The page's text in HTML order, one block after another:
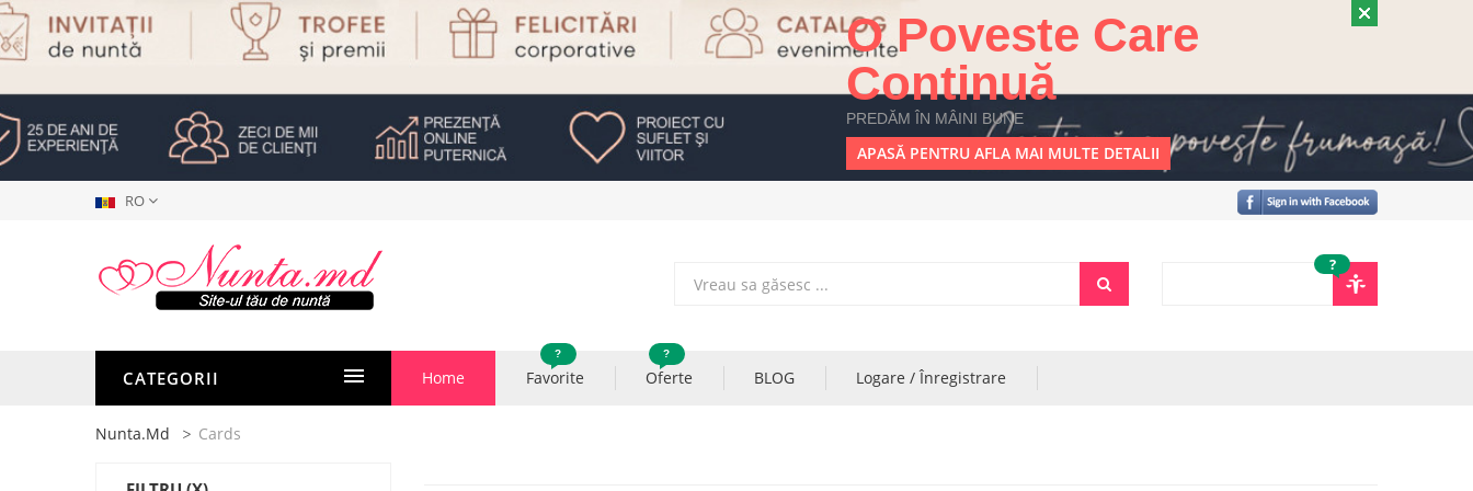
O Poveste Care
Continuă
PREDĂM ÎN MÂINI BUNE
APASĂ PENTRU AFLA MAI MULTE DETALII
RO
?
CATEGORII Home Favorite
?
Oferte
?
BLOG Logare / Înregistrare
Nunta.md Cards